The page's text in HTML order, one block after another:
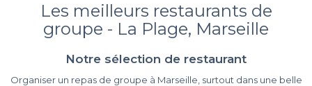
Les meilleurs restaurants de
groupe - La Plage, Marseille
Notre sélection de restaurant
Organiser un repas de groupe à Marseille, surtout dans une belle